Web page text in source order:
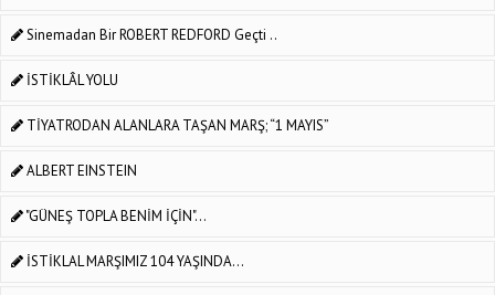
Sinemadan Bir ROBERT REDFORD Geçti ..
İSTİKLÂL YOLU
TİYATRODAN ALANLARA TAŞAN MARŞ; “1 MAYIS”
ALBERT EINSTEIN
"GÜNEŞ TOPLA BENİM İÇİN"…
İSTİKLAL MARŞIMIZ 104 YAŞINDA...